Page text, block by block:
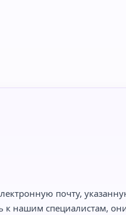
почту,
нашим специалистам,